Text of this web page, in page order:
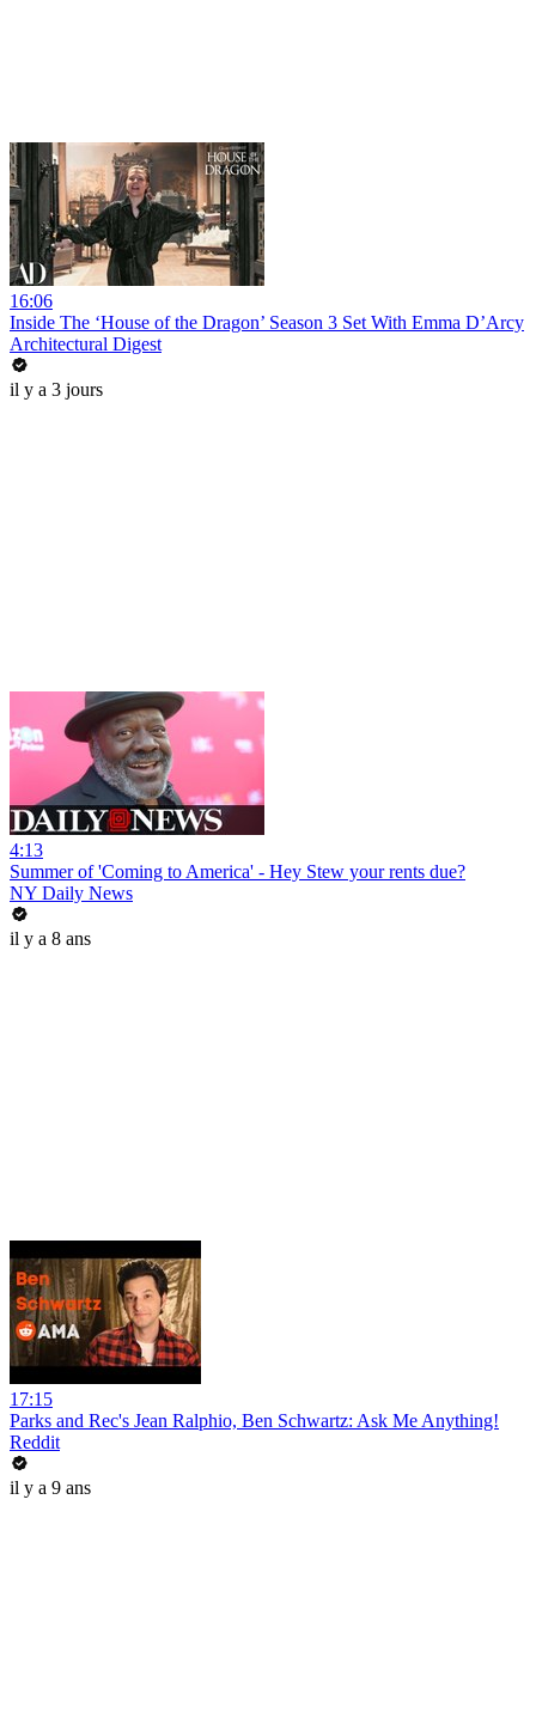
16:06
Inside The ‘House of the Dragon’ Season 3 Set With Emma D’Arcy
Architectural Digest
il y a 3 jours
4:13
Summer of 'Coming to America' - Hey Stew your rents due?
NY Daily News
il y a 8 ans
17:15
Parks and Rec's Jean Ralphio, Ben Schwartz: Ask Me Anything!
Reddit
il y a 9 ans